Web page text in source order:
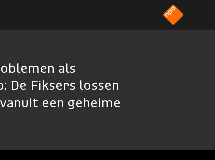
als
De Fiksers lossen
een geheime